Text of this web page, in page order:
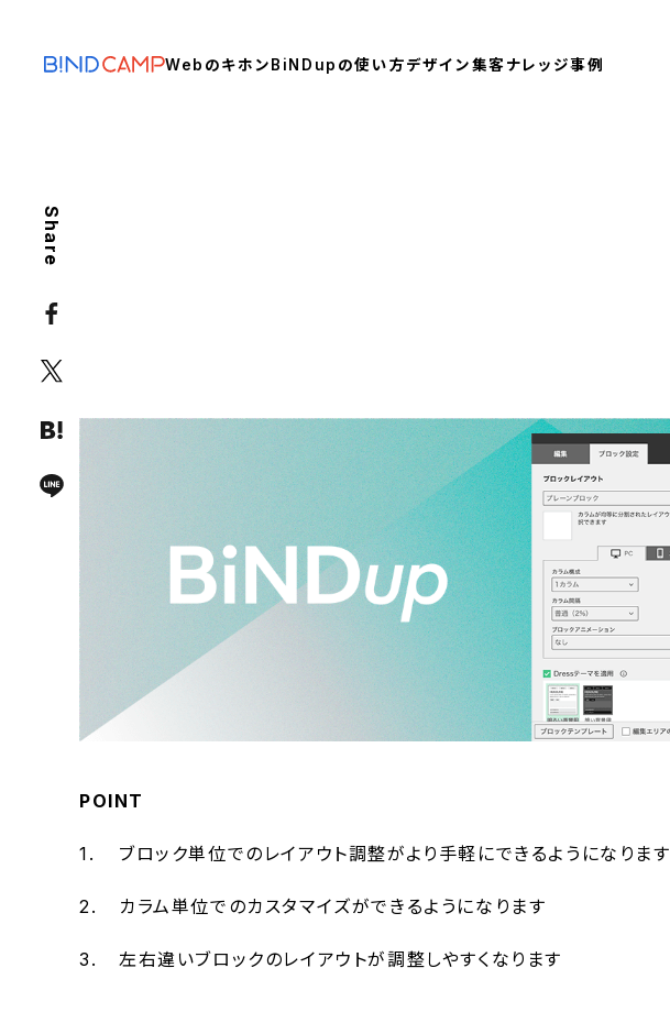
Webのキホン BiNDupの使い方デザイン集客ナレッジ事例
POINT
ブロック単位でのレイアウト調整がより手軽にできるようになります
カラム単位でのカスタマイズができるようになります
左右違いブロックのレイアウトが調整しやすくなります
Share